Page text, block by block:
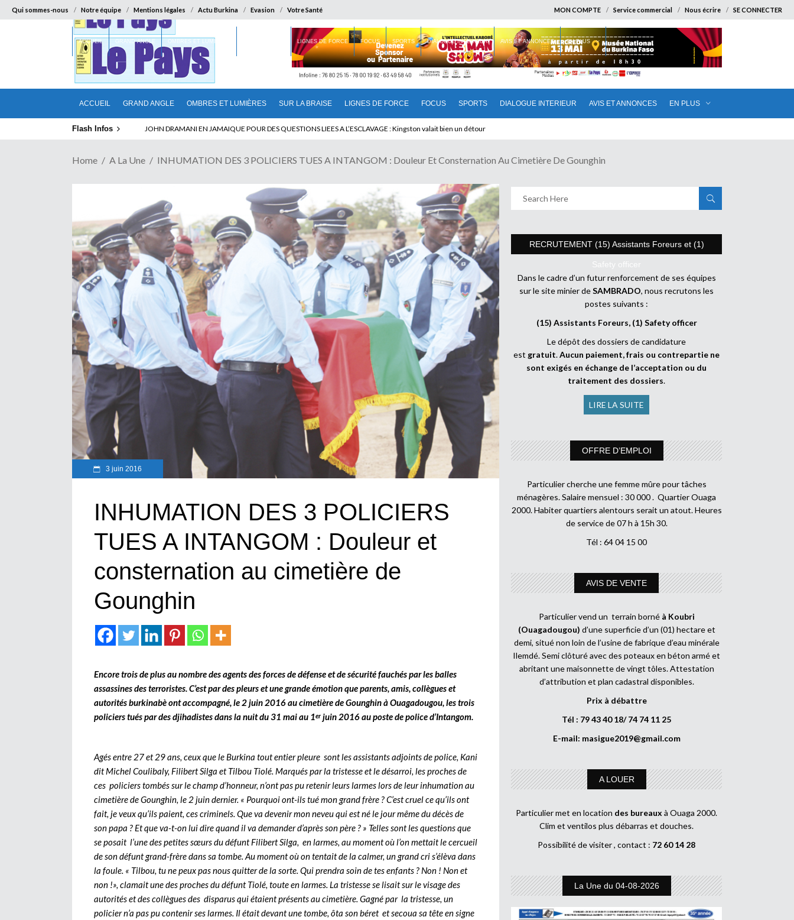
Qui sommes-nous Notre équipe Mentions légales Actu Burkina Evasion Votre Santé MON COMPTE Service commercial Nous écrire SE CONNECTER
ACCUEIL GRAND ANGLE OMBRES ET LUMIÈRES SUR LA BRAISE LIGNES DE FORCE FOCUS SPORTS DIALOGUE INTERIEUR AVIS ET ANNONCES EN PLUS
ACCUEIL GRAND ANGLE OMBRES ET LUMIÈRES LIGNES DE FORCE FOCUS SPORTS DIALOGUE INTERIEUR AVIS ET ANNONCES EN PLUS
Flash Infos ELECTION DE TALON A LA TETE DU SENAT BENINOIS : Quand Patrice quitte le pouvoir sans partir !
Home A La Une INHUMATION DES 3 POLICIERS TUES A INTANGOM : Douleur Et Consternation Au Cimetière De Gounghin
3 juin 2016
INHUMATION DES 3 POLICIERS
TUES A INTANGOM : Douleur et
consternation au cimetière de
Gounghin
Encore trois de plus au nombre des agents des forces de défense et de sécurité fauchés par les balles
assassines des terroristes. C’est par des pleurs et une grande émotion que parents, amis, collègues et
autorités burkinabè ont accompagné, le 2 juin 2016 au cimetière de Gounghin à Ouagadougou, les trois
policiers tués par des djihadistes dans la nuit du 31 mai au 1erjuin 2016 au poste de police d’Intangom.
Agés entre 27 et 29 ans, ceux que le Burkina tout entier pleure sont les assistants adjoints de police, Kani
dit Michel Coulibaly, Filibert Silga et Tilbou Tiolé. Marqués par la tristesse et le désarroi, les proches de
ces policiers tombés sur le champ d’honneur, n’ont pas pu retenir leurs larmes lors de leur inhumation au
cimetière de Gounghin, le 2 juin dernier. « Pourquoi ont-ils tué mon grand frère ? C’est cruel ce qu’ils ont
fait, je veux qu’ils paient, ces criminels. Que va devenir mon neveu qui est né le jour même du décès de
son papa ? Et que va-t-on lui dire quand il va demander d’après son père ? » Telles sont les questions que
se posait l’une des petites sœurs du défunt Filibert Silga, en larmes, au moment où l’on mettait le cercueil
de son défunt grand-frère dans sa tombe. Au moment où on tentait de la calmer, un grand cri s’élèva dans
la foule. « Tilbou, tu ne peux pas nous quitter de la sorte. Qui prendra soin de tes enfants ? Non ! Non et
non !», clamait une des proches du défunt Tiolé, toute en larmes. La tristesse se lisait sur le visage des
autorités et des collègues des disparus qui étaient présents au cimetière. Gagné par la tristesse, un
policier n’a pas pu contenir ses larmes. Il était devant une tombe, ôta son béret et secoua sa tête en signe
RECRUTEMENT (15) Assistants Foreurs et (1)
Safety officer
Dans le cadre d’un futur renforcement de ses équipes
sur le site minier deSAMBRADO, nous recrutons les
postes suivants :
(15) Assistants Foreurs, (1) Safety officer
Le dépôt des dossiers de candidature
est gratuit.Aucun paiement, frais ou contrepartie ne
sont exigés en échange de l’acceptation ou du
traitement des dossiers.
LIRE LA SUITE
OFFRE D’EMPLOI
Particulier cherche une femme mûre pour tâches
ménagères. Salaire mensuel : 30 000 . Quartier Ouaga
2000. Habiter quartiers alentours serait un atout. Heures
de service de 07 h à 15h 30.
Tél : 64 04 15 00
AVIS DE VENTE
Particulier vend un terrain borné à Koubri
(Ouagadougou) d’une superficie d’un (01) hectare et
demi, situé non loin de l’usine de fabrique d’eau minérale
Ilemdé. Semi clôturé avec des poteaux en béton armé et
abritant une maisonnette de vingt tôles. Attestation
d’attribution et plan cadastral disponibles.
Prix à débattre
Tél : 79 43 40 18/ 74 74 11 25
E-mail: masigue2019@gmail.com
A LOUER
Particulier met en location des bureaux à Ouaga 2000.
Clim et ventilos plus débarras et douches.
Possibilité de visiter , contact : 72 60 14 28
La Une du 04-08-2026